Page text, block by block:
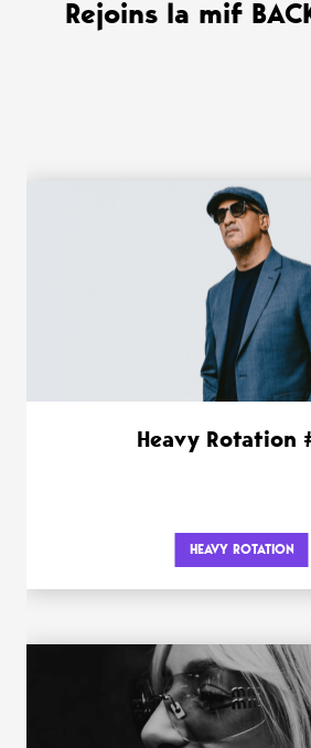
Rejoins la mif
WANT
Heavy Rotation
HEAVY ROTATION